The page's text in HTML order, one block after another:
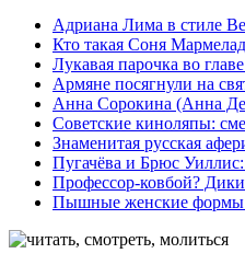
Адриана Лима в стиле
Кто такая Соня
Лукавая парочка во
Армяне посягнули на
Анна Сорокина (Анна
Советские киноляпы:
Знаменитая русская
Пугачёва и Брюс Уиллис:
Профессор-ковбой?
Пышные женские формы